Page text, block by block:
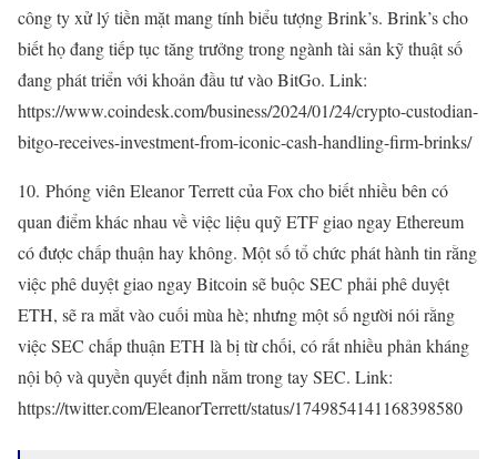
công ty xử lý tiền mặt mang tính biểu tượng Brink’s. Brink’s cho
biết họ đang tiếp tục tăng trưởng trong ngành tài sản kỹ thuật số
đang phát triển với khoản đầu tư vào BitGo. Link:
https://www.coindesk.com/business/2024/01/24/crypto-custodian-
bitgo-receives-investment-from-iconic-cash-handling-firm-brinks/
10. Phóng viên Eleanor Terrett của Fox cho biết nhiều bên có
quan điểm khác nhau về việc liệu quỹ ETF giao ngay Ethereum
có được chấp thuận hay không. Một số tổ chức phát hành tin rằng
việc phê duyệt giao ngay Bitcoin sẽ buộc SEC phải phê duyệt
ETH, sẽ ra mắt vào cuối mùa hè; nhưng một số người nói rằng
việc SEC chấp thuận ETH là bị từ chối, có rất nhiều phản kháng
nội bộ và quyền quyết định nằm trong tay SEC. Link:
https://twitter.com/EleanorTerrett/status/1749854141168398580